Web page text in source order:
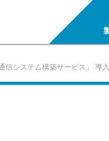
信システム構築サービス」 導入